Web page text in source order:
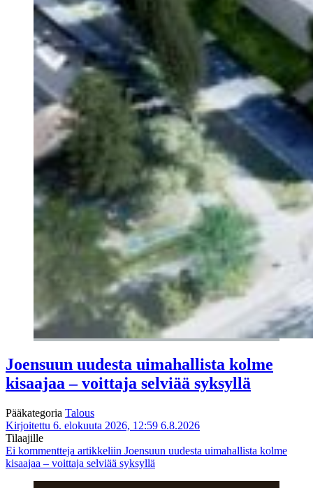
Joensuun uudesta uimahallista kolme
kisaajaa – voittaja selviää syksyllä
Pääkategoria Talous
Kirjoitettu 6. elokuuta 2026, 12:59 6.8.2026
Tilaajille
Ei kommentteja artikkeliin Joensuun uudesta uimahallista kolme
kisaajaa – voittaja selviää syksyllä